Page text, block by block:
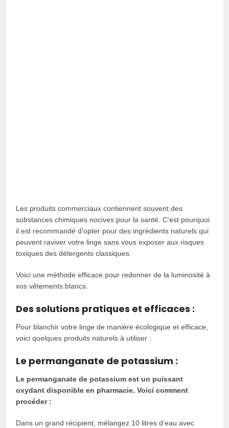
Les produits commerciaux contiennent souvent des
substances chimiques nocives pour la santé. C’est pourquoi
il est recommandé d’opter pour des ingrédients naturels qui
peuvent raviver votre linge sans vous exposer aux risques
toxiques des détergents classiques.
Voici une méthode efficace pour redonner de la luminosité à
vos vêtements blancs.
Des solutions pratiques et efficaces :
Pour blanchir votre linge de manière écologique et efficace,
voici quelques produits naturels à utiliser :
Le permanganate de potassium :
Le permanganate de potassium est un puissant
oxydant disponible en pharmacie. Voici comment
procéder :
Dans un grand récipient, mélangez 10 litres d’eau avec